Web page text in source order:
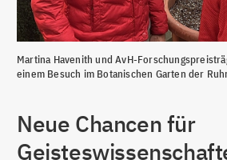
Martina Havenith und AvH-
einem Besuch im Botanischen Garten der
Neue Chancen für